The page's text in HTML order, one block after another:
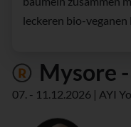
leckeren bio-veganen
Mysore
07. - 11.12.2026 | AYI